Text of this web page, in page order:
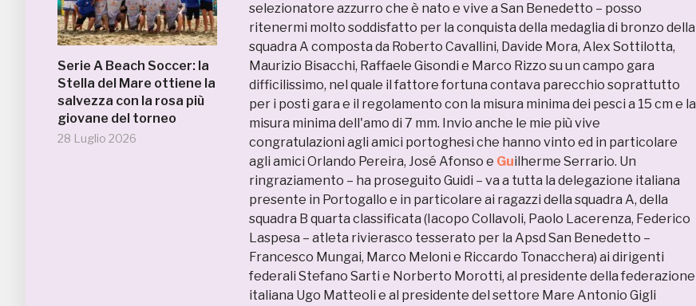
Serie A Beach Soccer: la
Stella del Mare ottiene la
salvezza con la rosa più
giovane del torneo
28 Luglio 2026
selezionatore azzurro che è nato e vive a San Benedetto – posso
ritenermi molto soddisfatto per la conquista della medaglia di bronzo della
squadra A composta da Roberto Cavallini, Davide Mora, Alex Sottilotta,
Maurizio Bisacchi, Raffaele Gisondi e Marco Rizzo su un campo gara
difficilissimo, nel quale il fattore fortuna contava parecchio soprattutto
per i posti gara e il regolamento con la misura minima dei pesci a 15 cm e la
misura minima dell'amo di 7 mm. Invio anche le mie più vive
congratulazioni agli amici portoghesi che hanno vinto ed in particolare
agli amici Orlando Pereira, José Afonso e Guilherme Serrario. Un
ringraziamento – ha proseguito Guidi – va a tutta la delegazione italiana
presente in Portogallo e in particolare ai ragazzi della squadra A, della
squadra B quarta classificata (Iacopo Collavoli, Paolo Lacerenza, Federico
Laspesa – atleta rivierasco tesserato per la Apsd San Benedetto –
Francesco Mungai, Marco Meloni e Riccardo Tonacchera) ai dirigenti
federali Stefano Sarti e Norberto Morotti, al presidente della federazione
italiana Ugo Matteoli e al presidente del settore Mare Antonio Gigli